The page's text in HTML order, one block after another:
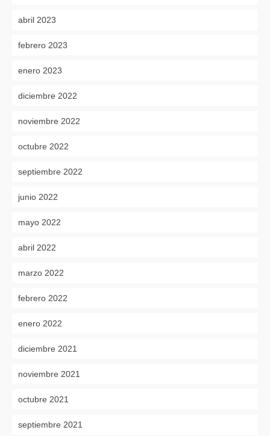
abril 2023
febrero 2023
enero 2023
diciembre 2022
noviembre 2022
octubre 2022
septiembre 2022
junio 2022
mayo 2022
abril 2022
marzo 2022
febrero 2022
enero 2022
diciembre 2021
noviembre 2021
octubre 2021
septiembre 2021